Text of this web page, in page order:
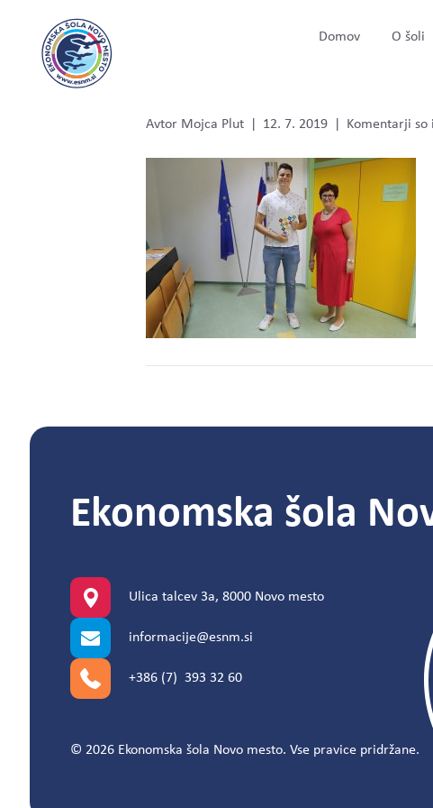
Domov O šoli
Avtor Mojca Plut 12. 7. 2019 Komentarji so
Ekonomska šola
Ulica talcev 3a, 8000 Novo mesto
informacije@esnm.si
+386 (7) 393 32 60
© 2026 Ekonomska šola Novo mesto. Vse pravice pridržane.